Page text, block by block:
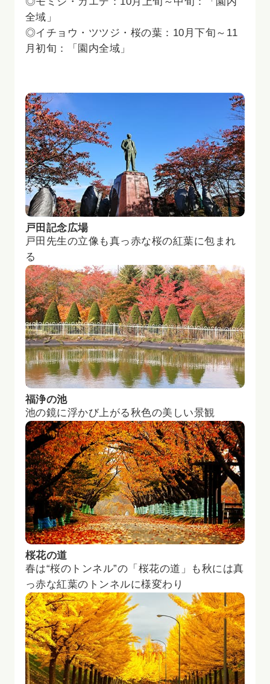
全域」
◎イチョウ・ツツジ・桜の葉：10月下旬～11
月初旬：「園内全域」
戸田記念広場
戸田先生の立像も真っ赤な桜の紅葉に包まれ
る
福浄の池
池の鏡に浮かび上がる秋色の美しい景観
桜花の道
春は“桜のトンネル”の「桜花の道」も秋には真
っ赤な紅葉のトンネルに様変わり